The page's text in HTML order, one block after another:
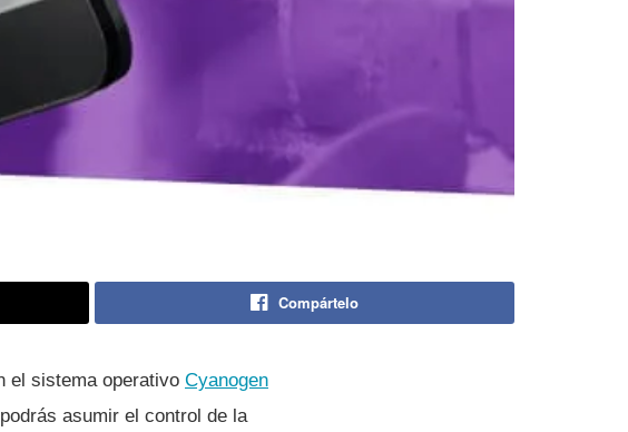
Compártelo
el sistema operativo Cyanogen
asumir el control de la